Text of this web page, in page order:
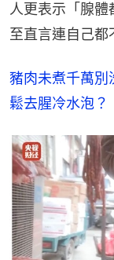
人更表示「腺
至直言連自己都
豬肉未煮千萬別
鬆去腥冷水泡？